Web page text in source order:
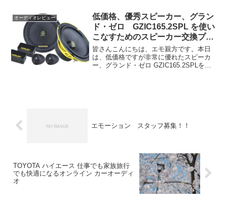
オーディオレビュー
低価格、優秀スピーカー、グラン
ド・ゼロ GZIC165.2SPL を使い
こなすためのスピーカー交換プラ
ン
皆さんこんにちは、エモ親方です。本日
は、低価格ですが非常に優れたスピーカ
ー、グランド・ゼロ GZIC165.2SPLをど
エモーション スタッフ募集！！
TOYOTA ハイエース 仕事でも家族旅行
でも快適になるオンライン カーオーディ
オ